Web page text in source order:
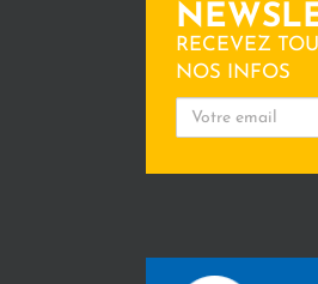
RECEVEZ
NOS INFOS